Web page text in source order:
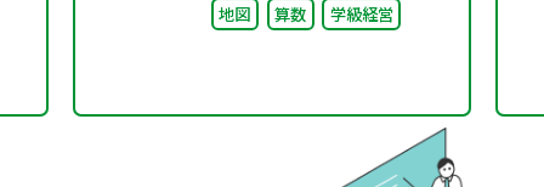
地図
算数 学級経営